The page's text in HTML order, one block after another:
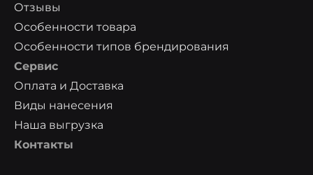
Отзывы
Особенности товара
Особенности типов брендирования
Сервис
Оплата и Доставка
Виды нанесения
Наша выгрузка
Контакты